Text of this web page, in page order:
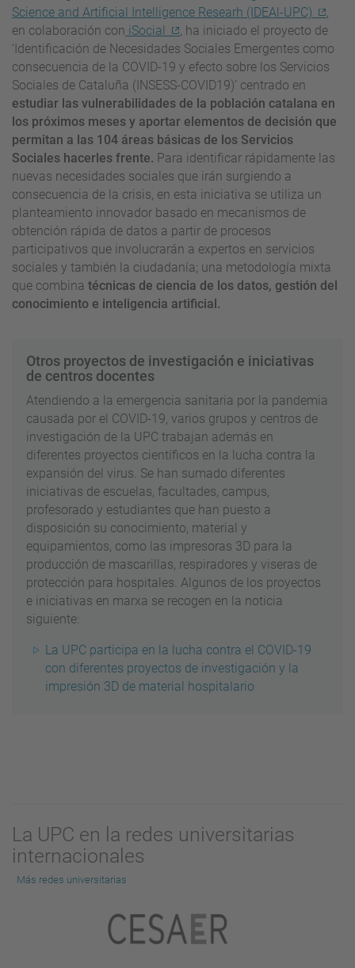
Science and Artificial Intelligence Researh (IDEAl-UPC)
en colaboración con iSocial
, ha iniciado el proyecto de
‘Identificación de Necesidades Sociales Emergentes como
consecuencia de la COVID-19 y efecto sobre los Servicios
Sociales de Cataluña (INSESS-COVID19)’ centrado en
estudiar las vulnerabilidades de la población catalana en
los próximos meses y aportar elementos de decisión que
permitan a las 104 áreas básicas de los Servicios
Sociales hacerles frente. Para identificar rápidamente las
nuevas necesidades sociales que irán surgiendo a
consecuencia de la crisis, en esta iniciativa se utiliza un
planteamiento innovador basado en mecanismos de
obtención rápida de datos a partir de procesos
participativos que involucrarán a expertos en servicios
sociales y también la ciudadanía; una metodología mixta
que combina técnicas de ciencia de los datos, gestión del
conocimiento e inteligencia artificial.
Otros proyectos de investigación e iniciativas
de centros docentes
Atendiendo a la emergencia sanitaria por la pandemia
causada por el COVID-19, varios grupos y centros de
investigación de la UPC trabajan además en
diferentes proyectos científicos en la lucha contra la
expansión del virus. Se han sumado diferentes
iniciativas de escuelas, facultades, campus,
profesorado y estudiantes que han puesto a
disposición su conocimiento, material y
equipamientos, como las impresoras 3D para la
producción de mascarillas, respiradores y viseras de
protección para hospitales. Algunos de los proyectos
e iniciativas en marxa se recogen en la noticia
siguiente:
La UPC participa en la lucha contra el COVID-19
con diferentes proyectos de investigación y la
impresión 3D de material hospitalario
La UPC en la redes universitarias
internacionales
Más redes universitarias